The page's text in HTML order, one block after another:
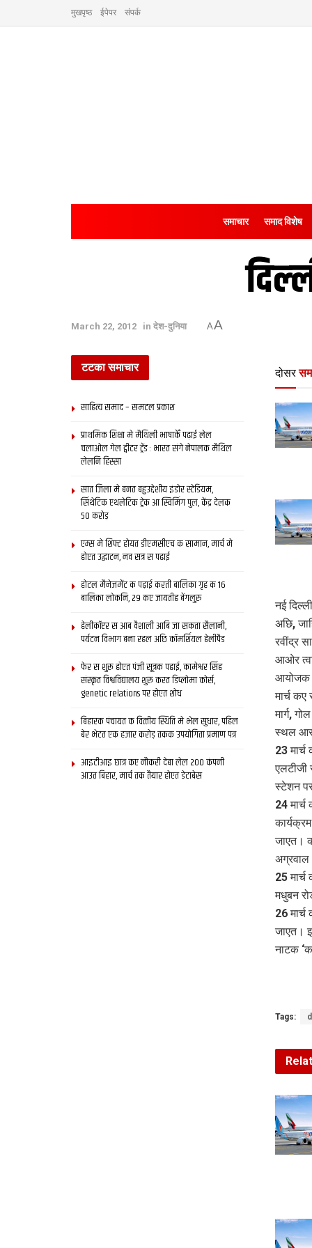
मुखपृष्ठ ईपेपर संपर्क
समाचार समाद विशेष
March 22, 2012 in देश-दुनिया AA
दोसर
नई
अछि,
रवींद्र
आओर
आयोजक
मार्च कए
मार्ग,
स्थल
23
एलटीजी
स्टेशन
24
जाएत।
अग्रवाल
25
मधुबन
26
जाएत।
नाटक
Tags:
टटका समाचार
साहित्य समाद – समटल प्रकाश
प्राथमिक शि‍क्षा मे मैथि‍ली भाषाकेँ पढ़ाई लेल
चलाओल गेल ट्वीटर ट्रेंड : भारत संगे नेपालक मैथिल
लेलनि हिस्सा
सात जिला मे बनत बहुउद्देशीय इंडोर स्‍टेडि‍यम,
सिंथेटिक एथलेटिक ट्रेक आ स्विमिंग पुल, केंद्र देलक
50 करोड़
एम्स मे शिफ्ट होयत डीएमसीएच क सामान, मार्च मे
होएत उद्घाटन, नव सत्र स पढाई
होटल मैनेजमेंट क पढ़ाई करती बालिका गृह क 16
बालिका लोकनि, 29 कए जायतीह बेंगलुरु
हेलीकॉप्टर स आब वैशाली आबि जा सकता सैलानी,
पर्यटन विभाग बना रहल अछि कॉमर्शियल हेलीपैड
फेर स शुरू होएत पंजी सूत्रक पढाई, कामेश्वर सिंह
संस्कृत विश्वविद्यालय शुरू करत डिप्लोमा कोर्स,
genetic relations पर होएत शोध
बिहारक पंचायत क वित्‍तीय स्थिति मे भेल सुधार, पहिल
बेर भेटत एक हजार करोड़ तकक उपयोगिता प्रमाण पत्र
आइटीआइ छात्र कए नौकरी देबा लेल 200 कंपनी
आउत बिहार, मार्च तक तैयार होएत डेटाबेस